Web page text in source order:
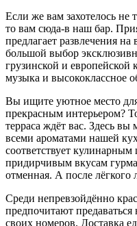
Если же вам захотелось не
то вам сюда-в наш бар.
предлагает развлечения на
большой выбор
грузинской и европейской
музыка и высококлассное
Вы ищите уютное место
прекрасным интерьером?
терраса ждёт вас. Здесь вы
всеми ароматами нашей
соответствует
придирчивым вкусам
отменная. А после
Среди непревзойдённо
предпочитают
своих номеров. Доставка